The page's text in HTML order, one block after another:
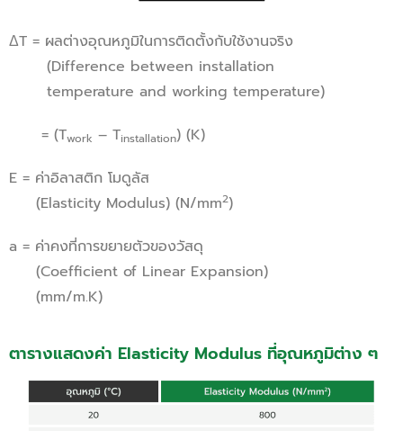
ΔT = ผลต่างอุณหภูมิในการติดตั้งกับใช้งานจริง
(Difference between installation
temperature and working temperature)
= (Twork – Tinstallation) (K)
E = ค่าอิลาสติก โมดูลัส
(Elasticity Modulus) (N/mm2)
a = ค่าคงที่การขยายตัวของวัสดุ
(Coefficient of Linear Expansion)
(mm/m.K)
ตารางแสดงค่า Elasticity Modulus ที่อุณหภูมิต่าง ๆ